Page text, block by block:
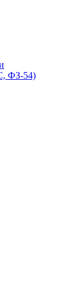
ФЗ-54)